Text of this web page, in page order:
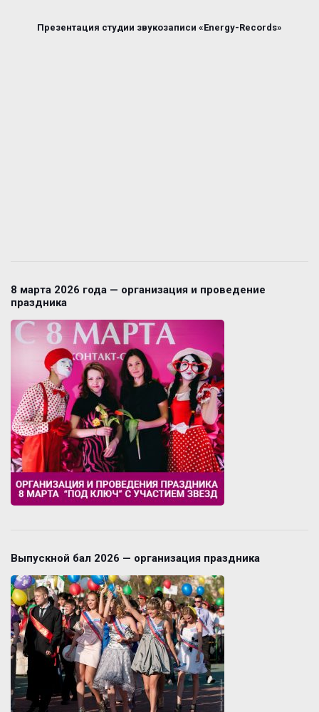
Презентация студии звукозаписи «Energy-Records»
8 марта 2026 года — организация и проведение
праздника
Выпускной бал 2026 — организация праздника